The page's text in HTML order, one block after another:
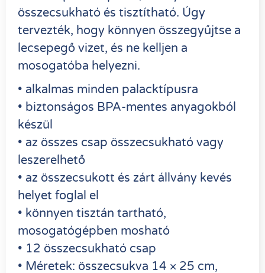
összecsukható és tisztítható. Úgy
tervezték, hogy könnyen összegyűjtse a
lecsepegő vizet, és ne kelljen a
mosogatóba helyezni.
• alkalmas minden palacktípusra
• biztonságos BPA-mentes anyagokból
készül
• az összes csap összecsukható vagy
leszerelhető
• az összecsukott és zárt állvány kevés
helyet foglal el
• könnyen tisztán tartható,
mosogatógépben mosható
• 12 összecsukható csap
• Méretek: összecsukva 14 × 25 cm,